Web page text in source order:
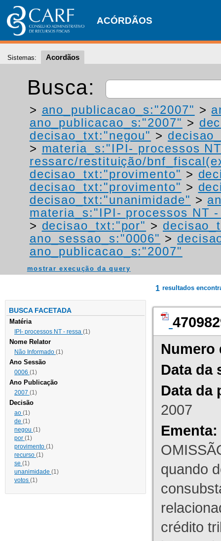
ACÓRDÃOS
Sistemas: Acordãos
Busca:
> ano_publicacao_s:"2007" >
ano_publicacao_s:"2007" >
decisao_txt:"negou" >
> materia_s:"IPI- processos
ressarc/restituição/
decisao_txt:"provimento" >
decisao_txt:"provimento" >
decisao_txt:"unanimidade" >
materia_s:"IPI- processos NT
> decisao_txt:"por" >
ano_sessao_s:"0006" >
ano_publicacao_s:"2007"
mostrar execução da query
BUSCA FACETADA
Matéria
IPI- processos NT - ressa (1)
Nome Relator
Não Informado (1)
Ano Sessão
0006 (1)
Ano Publicação
2007 (1)
Decisão
ao (1)
de (1)
negou (1)
por (1)
provimento (1)
recurso (1)
se (1)
unanimidade (1)
votos (1)
1 resultados
Numero
Data da
Data da
2007
Ementa:
quando
crédito